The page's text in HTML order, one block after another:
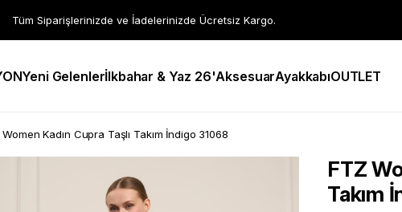
Tüm Siparişlerinizde ve İadelerinizde Ücretsiz Kargo.
Yeni Gelenlerİlkbahar & Yaz 26'AksesuarAyakkabıOUTLET
Kadın Cupra Taşlı Takım İndigo 31068
FTZ
Takım